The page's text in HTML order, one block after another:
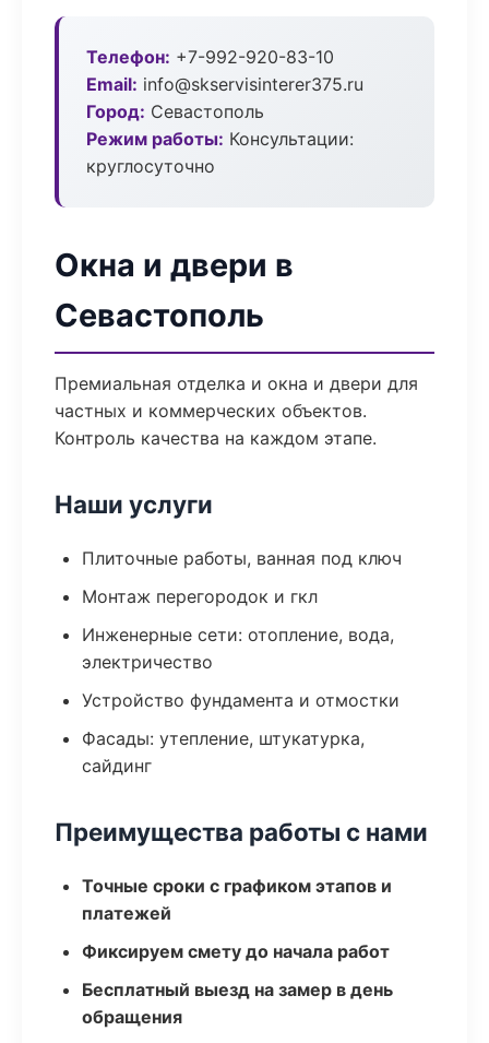
Телефон: +7-992-920-83-10
Email: info@skservisinterer375.ru
Город: Севастополь
Режим работы: Консультации:
круглосуточно
Окна и двери в
Севастополь
Премиальная отделка и окна и двери для
частных и коммерческих объектов.
Контроль качества на каждом этапе.
Наши услуги
Плиточные работы, ванная под ключ
Монтаж перегородок и гкл
Инженерные сети: отопление, вода,
электричество
Устройство фундамента и отмостки
Фасады: утепление, штукатурка,
сайдинг
Преимущества работы с нами
Точные сроки с графиком этапов и
платежей
Фиксируем смету до начала работ
Бесплатный выезд на замер в день
обращения